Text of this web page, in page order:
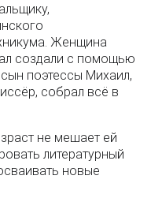
Женщина
создали с помощью
сын поэтессы Михаил,
собрал всё в
не мешает ей
литературный
новые